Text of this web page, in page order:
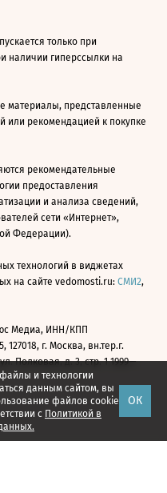
и технологии
данным сайтом, вы
файлов cookie
с Политикой в
ОК
только при
наличии гиперссылки на
материалы, представленные
или рекомендацией к покупке
рекомендательные
предоставления
и анализа сведений,
сети «Интернет»,
Федерации).
технологий в виджетах
на сайте vedomosti.ru: СМИ2,
Медиа, ИНН/КПП
127018, г. Москва, вн.тер.г.
Полковая, д. 3, стр. 1 1999—